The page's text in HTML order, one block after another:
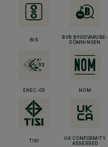
BIS
BVB BYGGVARUBE-
DÖMNINGEN
ENEC-03 NOM
TISI
UK CONFORMITY
ASSESSED